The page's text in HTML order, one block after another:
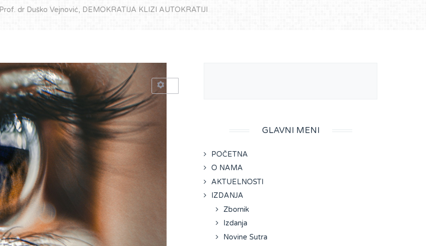
Prof. dr Duško Vejnović, DEMOKRATIJA KLIZI AUTOKRATIJI
GLAVNI MENI
POČETNA
O NAMA
AKTUELNOSTI
IZDANJA
Zbornik
Izdanja
Novine Sutra